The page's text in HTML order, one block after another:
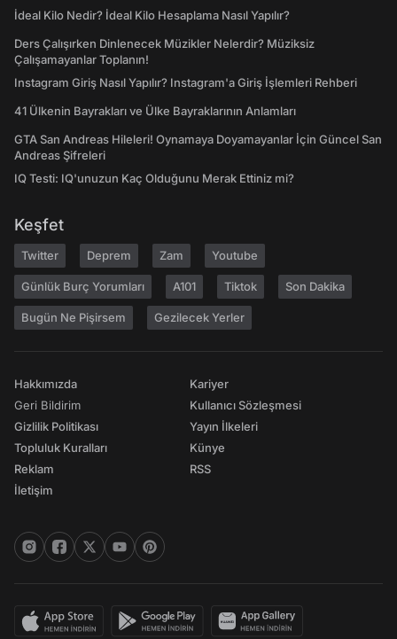
İdeal Kilo Nedir? İdeal Kilo Hesaplama Nasıl Yapılır?
Ders Çalışırken Dinlenecek Müzikler Nelerdir? Müziksiz
Çalışamayanlar Toplanın!
Instagram Giriş Nasıl Yapılır? Instagram'a Giriş İşlemleri Rehberi
41 Ülkenin Bayrakları ve Ülke Bayraklarının Anlamları
GTA San Andreas Hileleri! Oynamaya Doyamayanlar İçin Güncel San
Andreas Şifreleri
IQ Testi: IQ'unuzun Kaç Olduğunu Merak Ettiniz mi?
Keşfet
Twitter Deprem Zam Youtube
Günlük Burç Yorumları A101 Tiktok Son Dakika
Bugün Ne Pişirsem Gezilecek Yerler
Hakkımızda
Geri Bildirim
Gizlilik Politikası
Topluluk Kuralları
Reklam
İletişim
Kariyer
Kullanıcı Sözleşmesi
Yayın İlkeleri
Künye
RSS